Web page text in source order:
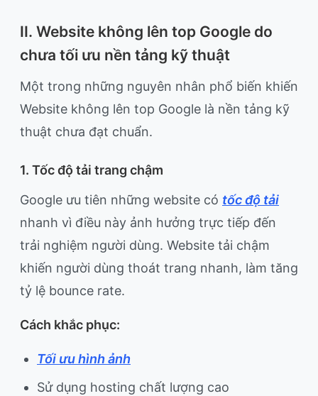
II. Website không lên top Google do
chưa tối ưu nền tảng kỹ thuật
Một trong những nguyên nhân phổ biến khiến
Website không lên top Google là nền tảng kỹ
thuật chưa đạt chuẩn.
1. Tốc độ tải trang chậm
Google ưu tiên những website có tốc độ tải
nhanh vì điều này ảnh hưởng trực tiếp đến
trải nghiệm người dùng. Website tải chậm
khiến người dùng thoát trang nhanh, làm tăng
tỷ lệ bounce rate.
Cách khắc phục:
Tối ưu hình ảnh
Sử dụng hosting chất lượng cao